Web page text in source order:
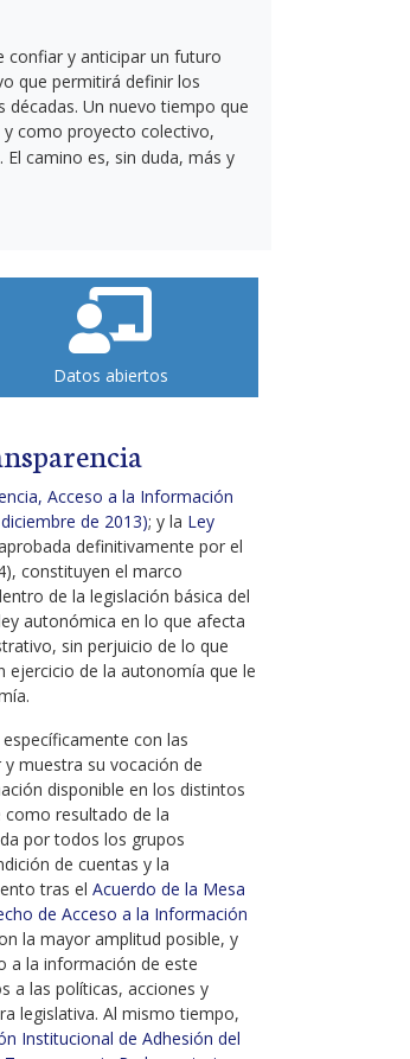
confiar y anticipar un futuro
que permitirá definir los
décadas. Un nuevo tiempo que
como proyecto colectivo,
. El camino es, sin duda, más y
Datos abiertos
Acceso a la Información
de 2013); y la Ley
definitivamente por el
constituyen el marco
de la legislación básica del
autonómica en lo que afecta
sin perjuicio de lo que
ejercicio de la autonomía que le
con las
muestra su vocación de
disponible en los distintos
como resultado de la
por todos los grupos
de cuentas y la
tras el Acuerdo de la Mesa
de Acceso a la Información
la mayor amplitud posible, y
a la información de este
a las políticas, acciones y
legislativa. Al mismo tiempo,
Institucional de Adhesión del